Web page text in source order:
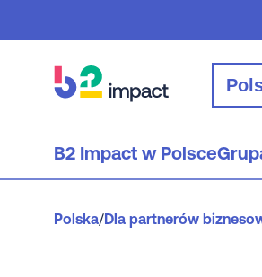
B2 Impact w Polsce
Polska/Dla partnerów